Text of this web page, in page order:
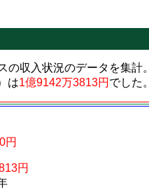
収入状況のデータを集計。
は1億9142万3813円 でした。
円
円